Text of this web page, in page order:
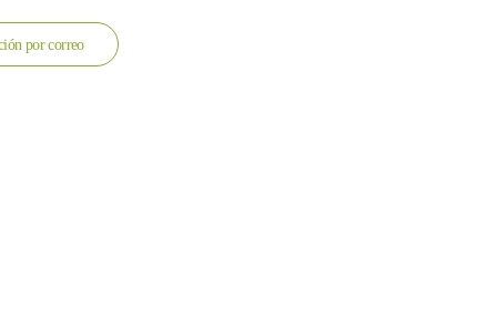
por correo